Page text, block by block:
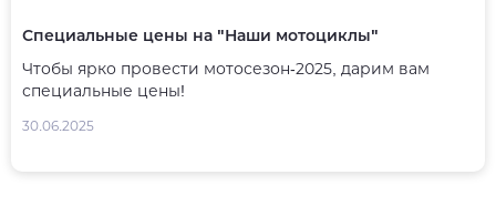
Специальные цены на "Наши мотоциклы"
Чтобы ярко провести мотосезон-2025, дарим вам
специальные цены!
30.06.2025